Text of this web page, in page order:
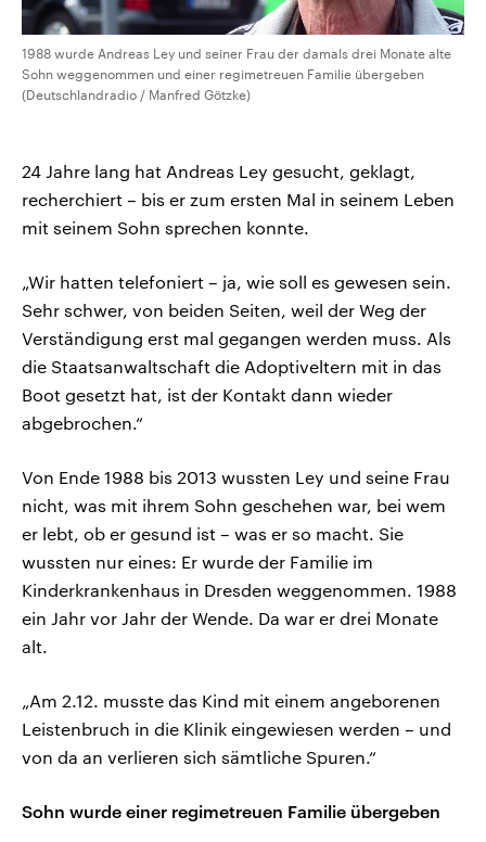
1988 wurde Andreas Ley und seiner Frau der damals drei Monate alte
Sohn weggenommen und einer regimetreuen Familie übergeben
(Deutschlandradio / Manfred Götzke)
24 Jahre lang hat Andreas Ley gesucht, geklagt,
recherchiert – bis er zum ersten Mal in seinem Leben
mit seinem Sohn sprechen konnte.
„Wir hatten telefoniert – ja, wie soll es gewesen sein.
Sehr schwer, von beiden Seiten, weil der Weg der
Verständigung erst mal gegangen werden muss. Als
die Staatsanwaltschaft die Adoptiveltern mit in das
Boot gesetzt hat, ist der Kontakt dann wieder
abgebrochen.“
Von Ende 1988 bis 2013 wussten Ley und seine Frau
nicht, was mit ihrem Sohn geschehen war, bei wem
er lebt, ob er gesund ist – was er so macht. Sie
wussten nur eines: Er wurde der Familie im
Kinderkrankenhaus in Dresden weggenommen. 1988
ein Jahr vor Jahr der Wende. Da war er drei Monate
alt.
„Am 2.12. musste das Kind mit einem angeborenen
Leistenbruch in die Klinik eingewiesen werden – und
von da an verlieren sich sämtliche Spuren.“
Sohn wurde einer regimetreuen Familie übergeben